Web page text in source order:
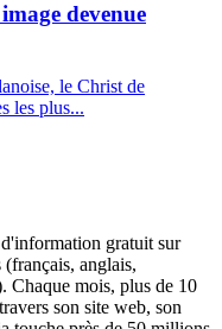
devenue
le Christ de
les plus...
gratuit sur
anglais,
Chaque mois, plus de 10
son site web, son